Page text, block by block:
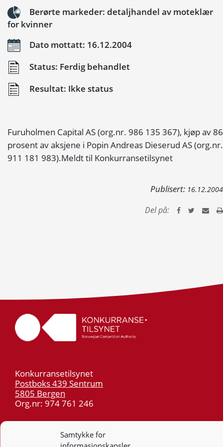
Samtykke for
Berørte markeder: detaljhandel av moteklær
for kvinner
Dato mottatt: 16.12.2004
Status: Ferdig behandlet
Resultat: Ikke status
Furuholmen Capital AS (org.nr. 986 135 367), kjøp av 86
prosent av aksjene i Popin Andreas Dieserud AS (org.nr.
911 181 983).Meldt til Konkurransetilsynet
Publisert: 16.12.2004
Del på:
Konkurransetilsynet
Postboks 439 Sentrum
5805 Bergen
Org.nr: 974 761 246
55 59 75 00
post@kt.no